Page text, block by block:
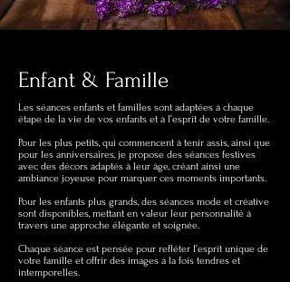
Enfant & Famille
Les séances enfants et familles sont adaptées à chaque
étape de la vie de vos enfants et à l’esprit de votre famille.
Pour les plus petits, qui commencent à tenir assis, ainsi que
pour les anniversaires, je propose des séances festives
avec des décors adaptés à leur âge, créant ainsi une
ambiance joyeuse pour marquer ces moments importants.
Pour les enfants plus grands, des séances mode et créative
sont disponibles, mettant en valeur leur personnalité à
travers une approche élégante et soignée.
Chaque séance est pensée pour refléter l’esprit unique de
votre famille et offrir des images à la fois tendres et
intemporelles.